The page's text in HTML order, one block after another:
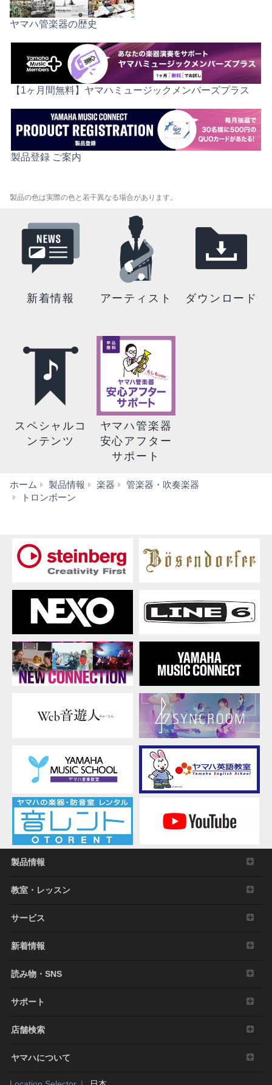
ヤマハ管楽器の歴史
【1ヶ月間無料】ヤマハミュージックメンバーズプラス
製品登録 ご案内
製品の色は実際の色と若干異なる場合があります。
新着情報 アーティスト ダウンロード
スペシャルコ
ンテンツ
ヤマハ管楽器
安心アフター
サポート
ホーム 製品情報 楽器
管楽器・吹奏楽器
トロンボーン
製品情報
教室・レッスン
サービス
新着情報
読み物・SNS
サポート
店舗検索
ヤマハについて